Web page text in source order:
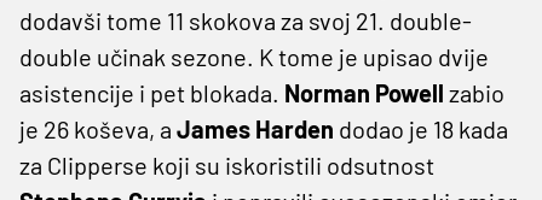
dodavši tome 11 skokova za svoj 21. double-
double učinak sezone. K tome je upisao dvije
asistencije i pet blokada. Norman Powell zabio
je 26 koševa, a James Harden dodao je 18 kada
za Clipperse koji su iskoristili odsutnost